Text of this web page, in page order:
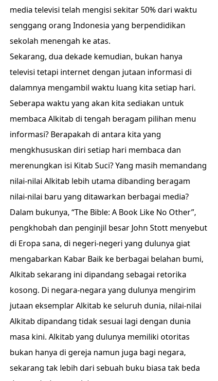
media televisi telah mengisi sekitar 50% dari waktu
senggang orang Indonesia yang berpendidikan
sekolah menengah ke atas.
Sekarang, dua dekade kemudian, bukan hanya
televisi tetapi internet dengan jutaan informasi di
dalamnya mengambil waktu luang kita setiap hari.
Seberapa waktu yang akan kita sediakan untuk
membaca Alkitab di tengah beragam pilihan menu
informasi? Berapakah di antara kita yang
mengkhususkan diri setiap hari membaca dan
merenungkan isi Kitab Suci? Yang masih memandang
nilai-nilai Alkitab lebih utama dibanding beragam
nilai-nilai baru yang ditawarkan berbagai media?
Dalam bukunya, “The Bible: A Book Like No Other”,
pengkhobah dan penginjil besar John Stott menyebut
di Eropa sana, di negeri-negeri yang dulunya giat
mengabarkan Kabar Baik ke berbagai belahan bumi,
Alkitab sekarang ini dipandang sebagai retorika
kosong. Di negara-negara yang dulunya mengirim
jutaan eksemplar Alkitab ke seluruh dunia, nilai-nilai
Alkitab dipandang tidak sesuai lagi dengan dunia
masa kini. Alkitab yang dulunya memiliki otoritas
bukan hanya di gereja namun juga bagi negara,
sekarang tak lebih dari sebuah buku biasa tak beda